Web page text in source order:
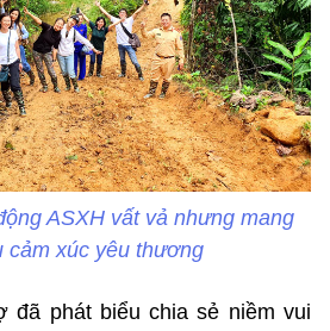
ASXH vất vả nhưng mang
cảm xúc yêu thương
đã phát biểu chia sẻ niềm vui